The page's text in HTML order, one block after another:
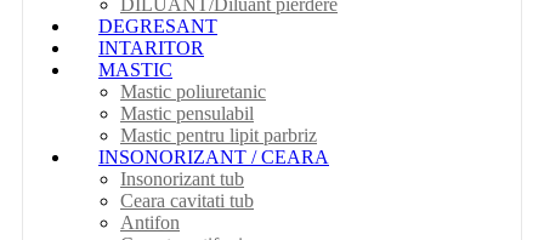
DILUANT/Diluant pierdere
DEGRESANT
INTARITOR
MASTIC
Mastic poliuretanic
Mastic pensulabil
Mastic pentru lipit parbriz
INSONORIZANT / CEARA
Insonorizant tub
Ceara cavitati tub
Antifon